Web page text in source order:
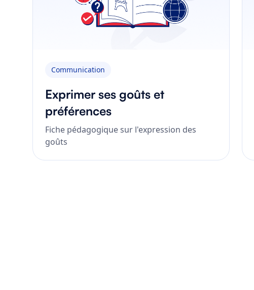
Communication
Exprimer ses goûts et
préférences
Fiche pédagogique sur l'expression des
goûts